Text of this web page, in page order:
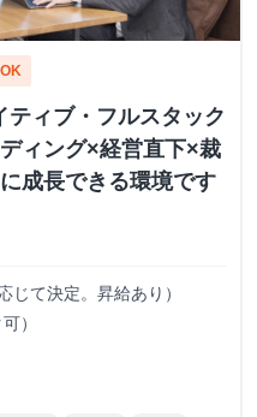
ティブ・フルスタック
ィング×経営直下×裁
成長できる環境です
じて決定。昇給あり）
）